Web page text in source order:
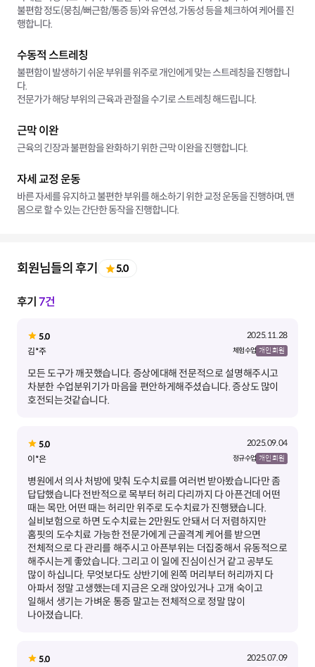
불편함 정도(뭉침/뻐근함/통증 등)와 유연성, 가동성 등을 체크하여 케어를 진
행합니다.
수동적 스트레칭
불편함이 발생하기 쉬운 부위를 위주로 개인에게 맞는 스트레칭을 진행합니
다.
전문가가 해당 부위의 근육과 관절을 수기로 스트레칭 해드립니다.
근막 이완
근육의 긴장과 불편함을 완화하기 위한 근막 이완을 진행합니다.
자세 교정 운동
바른 자세를 유지하고 불편한 부위를 해소하기 위한 교정 운동을 진행하며, 맨
몸으로 할 수 있는 간단한 동작을 진행합니다.
회원님들의 후기 5.0
후기 7건
5.0
2025.11.28
김*주
체험 수업 개인 회원
모든 도구가 깨끗했습니다. 증상에대해 전문적으로 설명해주시고
차분한 수업분위기가 마음을 편안하게해주셨습니다. 증상도 많이
호전되는것같습니다.
5.0
2025.09.04
이*은
정규 수업 개인 회원
병원에서 의사 처방에 맞춰 도수치료를 여러번 받아봤습니다만 좀
답답했습니다 전반적으로 목부터 허리 다리까지 다 아픈건데 어떤
때는 목만, 어떤 때는 허리만 위주로 도수치료가 진행됐습니다.
실비보험으로 하면 도수치료는 2만원도 안돼서 더 저렴하지만
홈핏의 도수치료 가능한 전문가에게 근골격계 케어를 받으면
전체적으로 다 관리를 해주시고 아픈부위는 더집중해서 유동적으로
해주시는게 좋았습니다. 그리고 이 일에 진심이신거 같고 공부도
많이 하십니다. 무엇보다도 상반기에 왼쪽 머리부터 허리까지 다
아파서 정말 고생했는데 지금은 오래 앉아있거나 고개 숙이고
일해서 생기는 가벼운 통증 말고는 전체적으로 정말 많이
나아졌습니다.
5.0
2025.07.09